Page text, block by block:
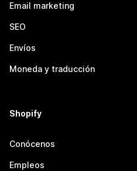
Email marketing
SEO
Envíos
Moneda y traducción
Shopify
Conócenos
Empleos